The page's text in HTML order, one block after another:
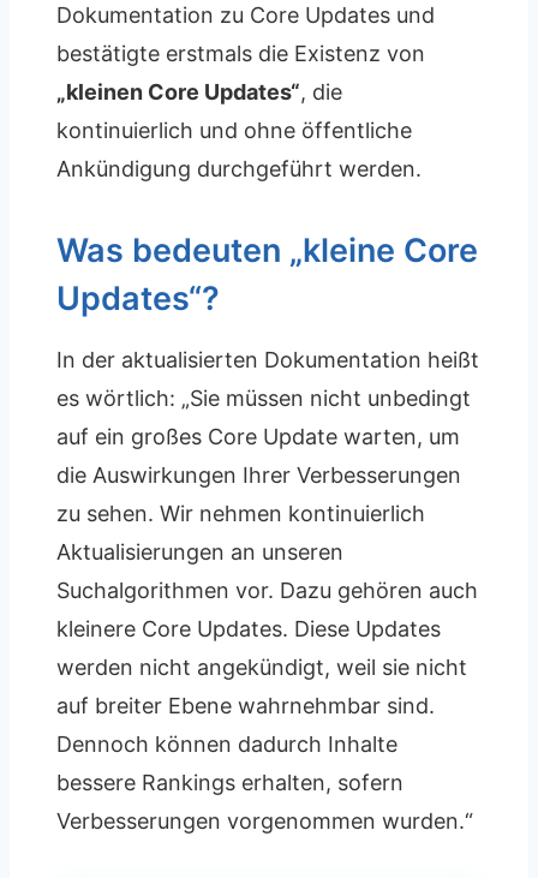
Dokumentation zu Core Updates und
bestätigte erstmals die Existenz von
„kleinen Core Updates“, die
kontinuierlich und ohne öffentliche
Ankündigung durchgeführt werden.
Was bedeuten „kleine Core
Updates“?
In der aktualisierten Dokumentation heißt
es wörtlich: „Sie müssen nicht unbedingt
auf ein großes Core Update warten, um
die Auswirkungen Ihrer Verbesserungen
zu sehen. Wir nehmen kontinuierlich
Aktualisierungen an unseren
Suchalgorithmen vor. Dazu gehören auch
kleinere Core Updates. Diese Updates
werden nicht angekündigt, weil sie nicht
auf breiter Ebene wahrnehmbar sind.
Dennoch können dadurch Inhalte
bessere Rankings erhalten, sofern
Verbesserungen vorgenommen wurden.“